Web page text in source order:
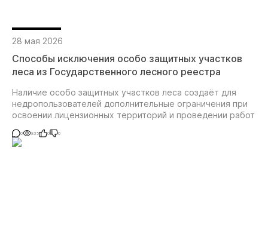
28 мая 2026
Способы исключения особо защитных участков
леса из Государственного лесного реестра
Наличие особо защитных участков леса создаёт для
недропользователей дополнительные ограничения при
освоении лицензионных территорий и проведении работ
0 835 0 0